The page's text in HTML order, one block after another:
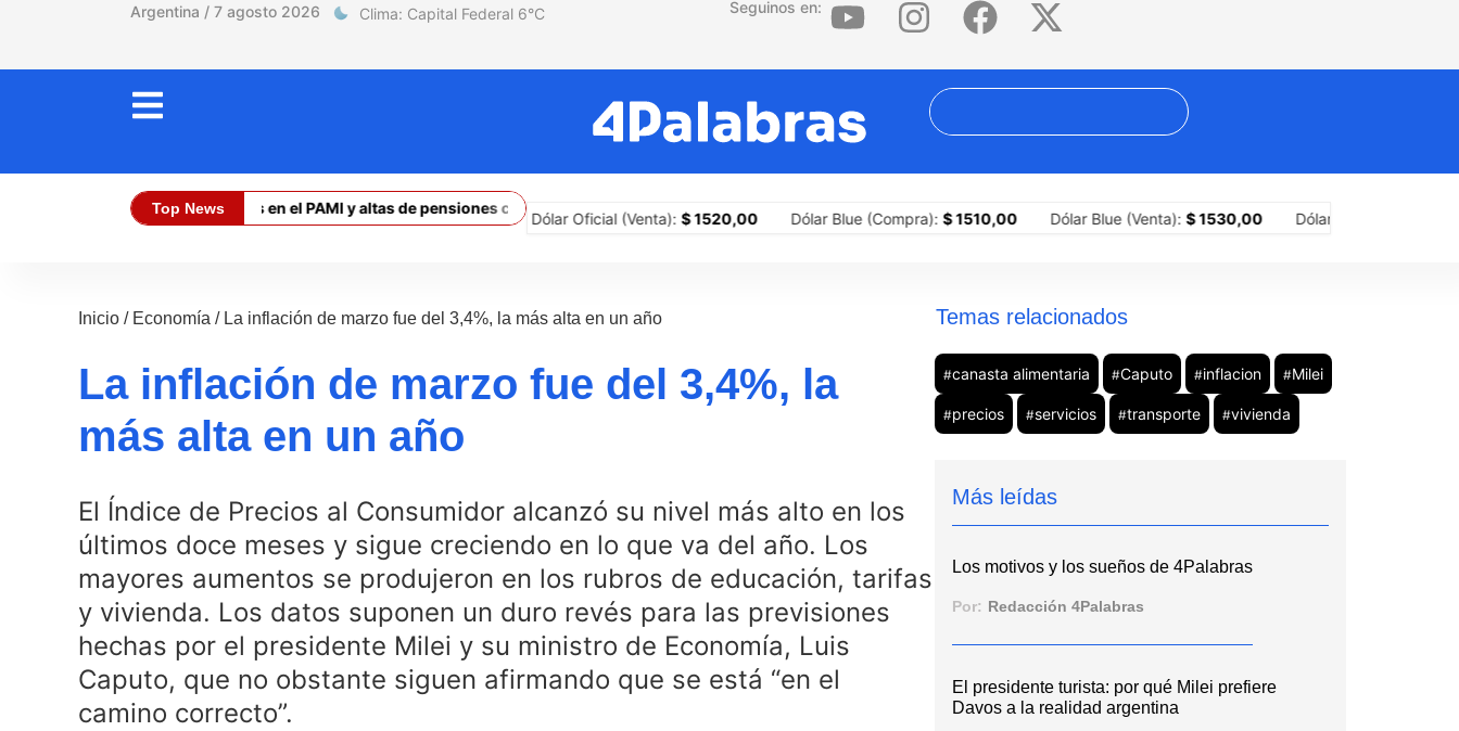
Argentina / 7 agosto 2026 6°C Seguinos en:
Top News
Discapacidad: retrasos en el PAMI y altas de pensiones congeladas El ultraderechista Abelardo De la Espriella asume la presidencia de Colombia La dieta puede esperar: 4 ferias
Dólar Oficial (Compra):$ 1470,00 Dólar Oficial (Venta):$ 1520,00 Dólar Blue (Compra):$ 1510,00 Dólar Blue (Venta):$ 1530,00 Dólar MEP (Compra):
Inicio / Economía / La inflación de marzo fue del 3,4%, la más alta en un año
La inflación de marzo fue del 3,4%, la
más alta en un año
El Índice de Precios al Consumidor alcanzó su nivel más alto en los
últimos doce meses y sigue creciendo en lo que va del año. Los
mayores aumentos se produjeron en los rubros de educación, tarifas
y vivienda. Los datos suponen un duro revés para las previsiones
hechas por el presidente Milei y su ministro de Economía, Luis
Caputo, que no obstante siguen afirmando que se está “en el
camino correcto”.
Temas relacionados
#canasta alimentaria #Caputo #inflacion #Milei
#precios #servicios #transporte #vivienda
Más leídas
Los motivos y los sueños de 4Palabras
Por: Redacción 4Palabras
El presidente turista: por qué Milei prefiere
Davos a la realidad argentina